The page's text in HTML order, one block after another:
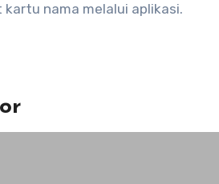
nama melalui aplikasi.